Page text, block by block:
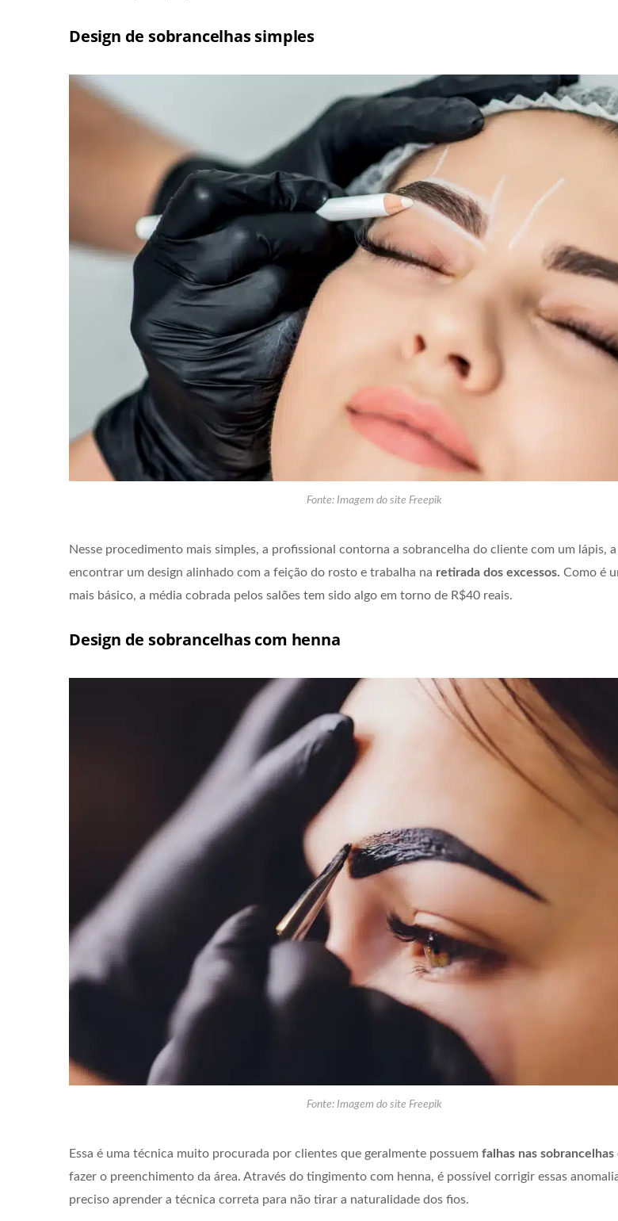
Design de sobrancelhas simples
Fonte: Imagem do site Freepik
Nesse procedimento mais simples, a profissional contorna a sobrancelha do cliente com um lápis,
encontrar um design alinhado com a feição do rosto e trabalha na retirada dos excessos. Como é
mais básico, a média cobrada pelos salões tem sido algo em torno de R$40 reais.
Design de sobrancelhas com henna
Fonte: Imagem do site Freepik
Essa é uma técnica muito procurada por clientes que geralmente possuem falhas nas sobrancelhas
fazer o preenchimento da área. Através do tingimento com henna, é possível corrigir essas
preciso aprender a técnica correta para não tirar a naturalidade dos fios.